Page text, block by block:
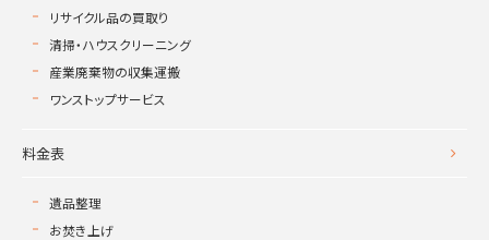
リサイクル品の買取り
清掃・ハウスクリーニング
産業廃棄物の収集運搬
ワンストップサービス
料金表
遺品整理
お焚き上げ